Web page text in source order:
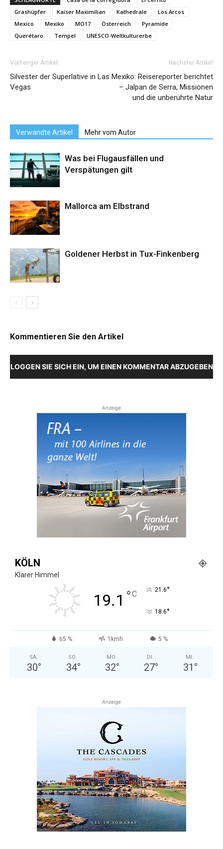
Grashüpfer
Kaiser Maximilian Kathedrale
Los Arcos
Mexico
Mexiko MO17 Österreich
Pyramide
Querétaro
Tempel UNESCO-Weltkulturerbe
Vorheriger Artikel
Silvester der Superlative in Las
Vegas
Nächster Artikel
Mexiko: Reisereporter berichtet
– Jalpan de Serra, Missionen
und die unberührte Natur
Verwandte Artikel Mehr vom Autor
Was bei Flugausfällen und
Verspätungen gilt
Mallorca am Elbstrand
Goldener Herbst in Tux-Finkenberg
Kommentieren Sie den Artikel
LOGGEN SIE SICH EIN, UM EINEN KOMMENTAR ABZUGEBEN
Anzeige
KÖLN
Klarer Himmel
19.1 °C 21.6°
18.6°
65 % 1kmh 5 %
SA.
30°
SO.
34°
MO.
32°
DI.
27°
MI.
31 °
Anzeige